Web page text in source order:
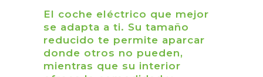
El coche eléctrico que mejor
se adapta a ti. Su tamaño
reducido te permite aparcar
donde otros no pueden,
mientras que su interior